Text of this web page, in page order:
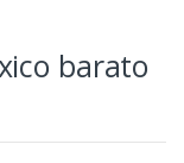
barato